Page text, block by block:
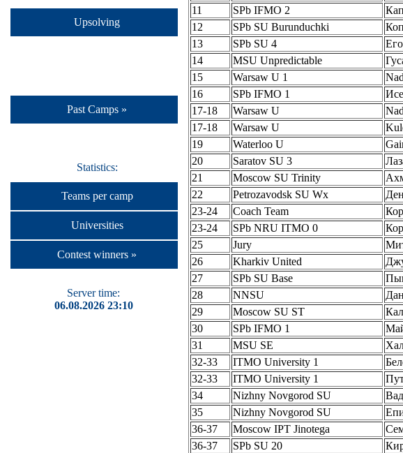
Upsolving
Past Camps »
Statistics:
Teams per camp
Universities
Contest winners »
Server time:
06.08.2026 23:10
11
SPb IFMO 2
12
SPb SU Burunduchki
13
SPb SU 4
14
MSU Unpredictable
15
Warsaw U 1
16
SPb IFMO 1
17-18
Warsaw U
17-18
Warsaw U
19
Waterloo U
20
Saratov SU 3
21
Moscow SU Trinity
22
Petrozavodsk SU Wx
23-24
Coach Team
23-24
SPb NRU ITMO 0
25
Jury
26
Kharkiv United
27
SPb SU Base
28
NNSU
29
Moscow SU ST
30
SPb IFMO 1
31
MSU SE
32-33
ITMO University 1
32-33
ITMO University 1
34
Nizhny Novgorod SU
35
Nizhny Novgorod SU
36-37
Moscow IPT Jinotega
36-37
SPb SU 20